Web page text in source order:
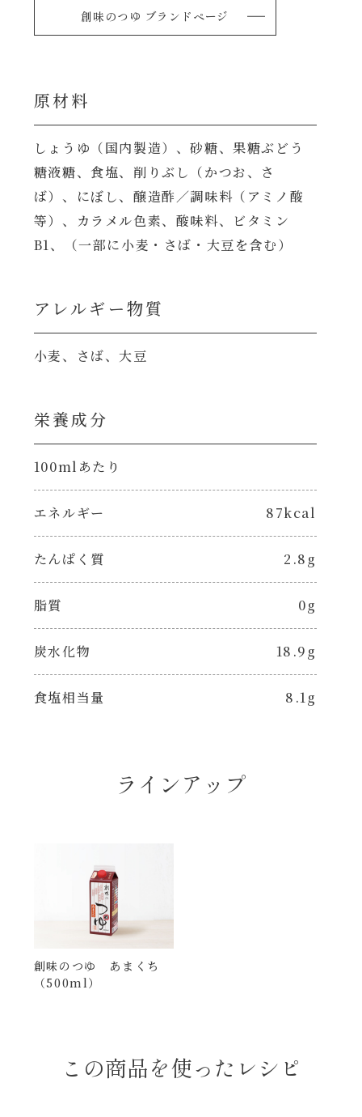
創味のつゆ ブランドページ
原材料
しょうゆ（国内製造）、砂糖、果糖ぶどう
糖液糖、食塩、削りぶし（かつお、さ
ば）、にぼし、醸造酢／調味料（アミノ酸
等）、カラメル色素、酸味料、ビタミン
B1、（一部に小麦・さば・大豆を含む）
アレルギー物質
小麦、さば、大豆
栄養成分
100mlあたり
エネルギー 87kcal
たんぱく質 2.8g
脂質 0g
炭水化物 18.9g
食塩相当量 8.1g
ラインアップ
創味のつゆ あまくち
（500ml）
この商品を使ったレシピ